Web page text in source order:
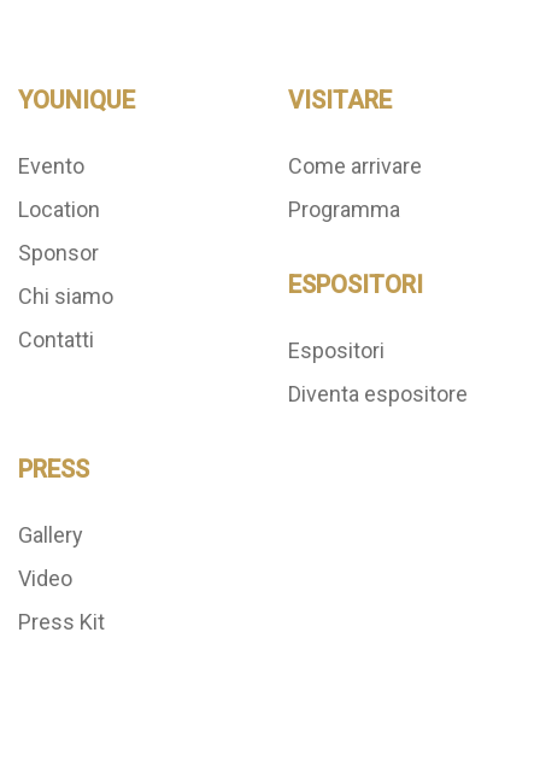
YOUNIQUE
Evento
Location
Sponsor
Chi siamo
Contatti
VISITARE
Come arrivare
Programma
ESPOSITORI
Espositori
Diventa espositore
PRESS
Gallery
Video
Press Kit